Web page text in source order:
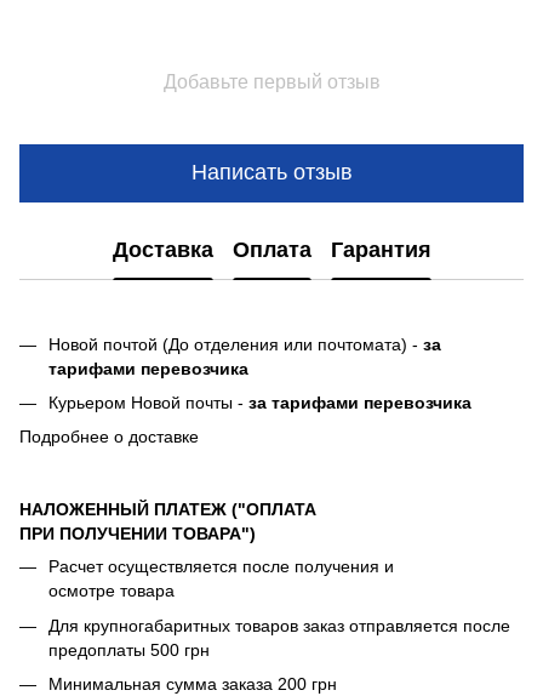
Добавьте первый отзыв
Написать отзыв
Доставка Оплата Гарантия
Новой почтой (До отделения или почтомата) - за
тарифами перевозчика
Курьером Новой почты - за тарифами перевозчика
Подробнее о доставке
НАЛОЖЕННЫЙ ПЛАТЕЖ ("ОПЛАТА
ПРИ ПОЛУЧЕНИИ ТОВАРА")
Расчет осуществляется после получения и
осмотре товара
Для крупногабаритных товаров заказ отправляется после
предоплаты 500 грн
Минимальная сумма заказа 200 грн